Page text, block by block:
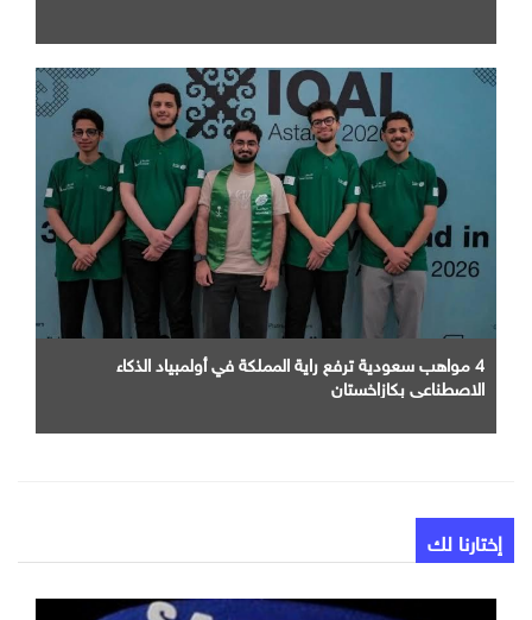
4 مواهب سعودية ترفع راية المملكة في أولمبياد الذكاء
الاصطناعي بكازاخستان
إختارنا لك